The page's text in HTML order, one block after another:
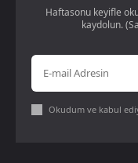
Haftasonu keyifle
kaydolun.
Okudum ve kabul